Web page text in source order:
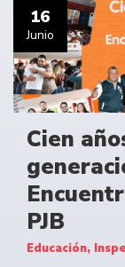
16
Junio
Cien
PJB
Educación,